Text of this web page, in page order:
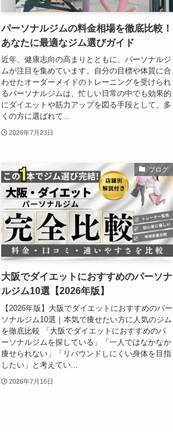
パーソナルジムの料金相場を徹底比較！
あなたに最適なジム選びガイド
近年、健康志向の高まりとともに、パーソナルジ
ムが注目を集めています。自分の目標や体質に合
わせたオーダーメイドのトレーニングを受けられ
るパーソナルジムは、忙しい日常の中でも効果的
にダイエットや筋力アップを図る手段として、多
くの方に選ばれて...
2026年7月23日
ブログ
大阪でダイエットにおすすめのパーソナ
ルジム10選【2026年版】
【2026年版】大阪でダイエットにおすすめのパー
ソナルジム10選｜本気で痩せたい方に人気のジム
を徹底比較 「大阪でダイエットにおすすめのパ
ーソナルジムを探している」「一人ではなかなか
痩せられない」「リバウンドしにくい身体を目指
したい」と考えてい...
2026年7月16日